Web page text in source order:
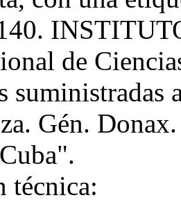
de
suministradas
Gén.
técnica: